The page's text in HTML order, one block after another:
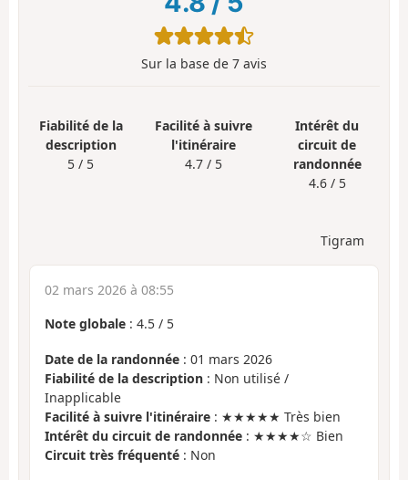
Sur la base de 7 avis
Fiabilité de la
description
5 / 5
Facilité à suivre
l'itinéraire
4.7 / 5
Intérêt du
circuit de
randonnée
4.6 / 5
Tigram
02 mars 2026 à 08:55
Note globale : 4.5 / 5
Date de la randonnée : 01 mars 2026
Fiabilité de la description : Non utilisé /
Inapplicable
Facilité à suivre l'itinéraire : ★★★★★ Très bien
Intérêt du circuit de randonnée : ★★★★☆ Bien
Circuit très fréquenté : Non